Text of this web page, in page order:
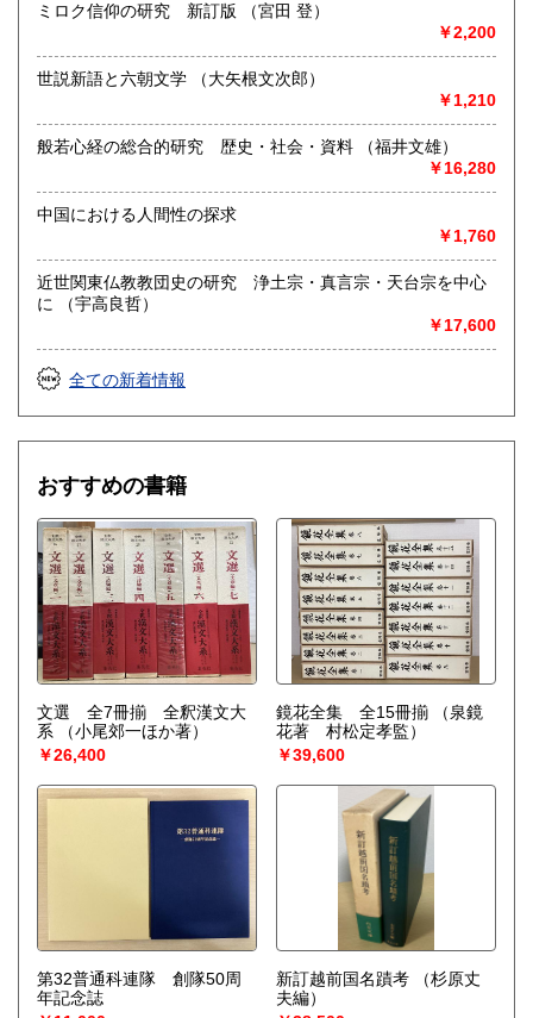
総記、哲学宗教、歴史、社会科学、自然科学、美術工芸、国
語国文、外国文学、古典籍、近代文献、趣味、サブカルチャ
ー、古書一般（その他）
古書全般
ミロク信仰の研究 新訂版 （宮田 登）
￥2,200
世説新語と六朝文学 （大矢根文次郎）
￥1,210
般若心経の総合的研究 歴史・社会・資料 （福井文雄）
￥16,280
中国における人間性の探求
￥1,760
近世関東仏教教団史の研究 浄土宗・真言宗・天台宗を中心
に （宇高良哲）
￥17,600
全ての新着情報
おすすめの書籍
文選 全7冊揃 全釈漢文大
系
（小尾郊一ほか著）
￥26,400
鏡花全集 全15冊揃
（泉鏡
花著 村松定孝監）
￥39,600
第32普通科連隊 創隊50周
年記念誌
新訂越前国名蹟考
（杉原丈
夫編）